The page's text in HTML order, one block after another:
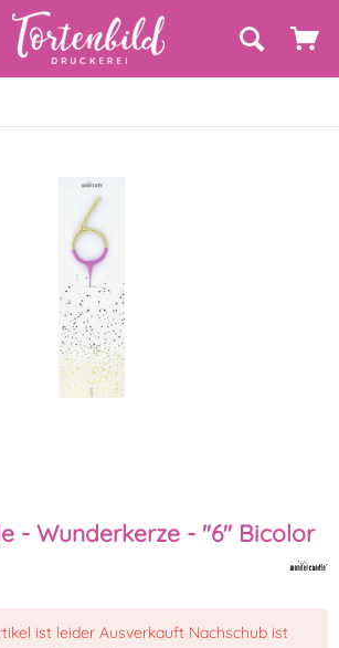
- Wunderkerze - "6" Bicolor
ist leider Ausverkauft Nachschub ist